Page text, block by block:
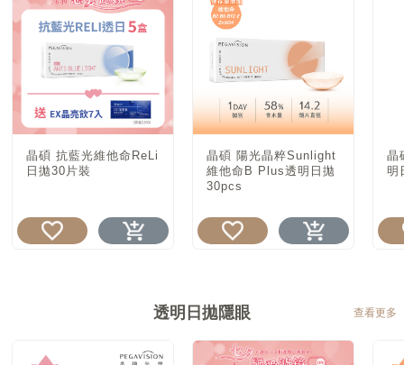
晶碩 抗藍光維他命ReLi
日拋30片裝
晶碩 陽光晶粹Sunlight
維他命B Plus透明日拋
30pcs
晶
明
透明日拋隱眼 查看更多